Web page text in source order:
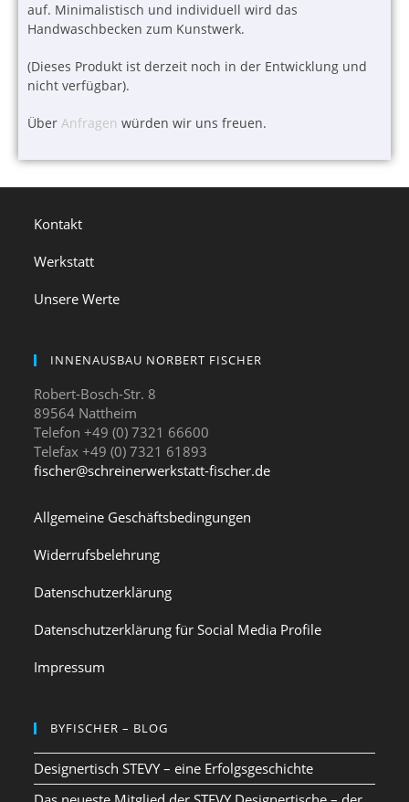
auf. Minimalistisch und individuell wird das
Handwaschbecken zum Kunstwerk.
(Dieses Produkt ist derzeit noch in der Entwicklung und
nicht verfügbar).
Über Anfragen würden wir uns freuen.
Kontakt
Werkstatt
Unsere Werte
INNENAUSBAU NORBERT FISCHER
Robert-Bosch-Str. 8
89564 Nattheim
Telefon +49 (0) 7321 66600
Telefax +49 (0) 7321 61893
fischer@schreinerwerkstatt-fischer.de
Allgemeine Geschäftsbedingungen
Widerrufsbelehrung
Datenschutzerklärung
Datenschutzerklärung für Social Media Profile
Impressum
BYFISCHER – BLOG
Designertisch STEVY – eine Erfolgsgeschichte